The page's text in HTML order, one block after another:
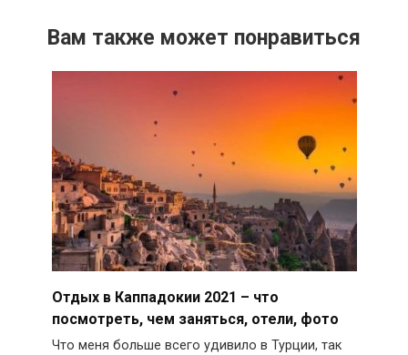
Вам также может понравиться
Отдых в Каппадокии 2021 – что
посмотреть, чем заняться, отели, фото
Что меня больше всего удивило в Турции, так